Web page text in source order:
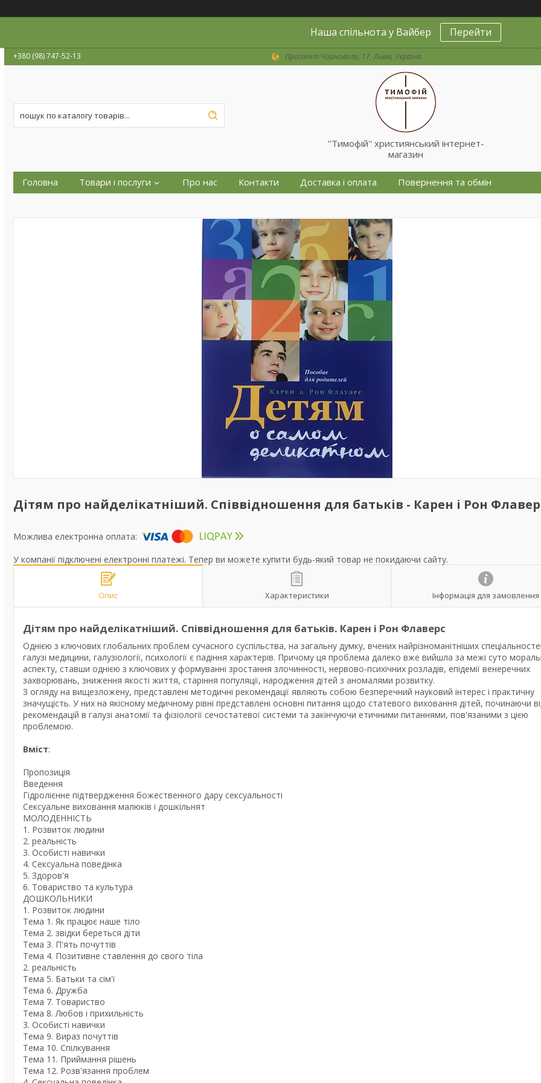
Наша спільнота у Вайбер Перейти
+380 (98) 747-52-13 Проспект Чорновола, 17, Львів, Україна
''Тимофій'' християнський інтернет-
магазин
Головна Товари і послуги Про нас Контакти Доставка і оплата Повернення та обмін
Дітям про найделікатніший. Співвідношення для батьків - Карен і Рон
У компанії підключені електронні платежі. Тепер ви можете купити будь-який товар не покидаючи сайту.
Опис Характеристики Інформація для замовлення
Дітям про найделікатніший. Співвідношення для батьків. Карен і Рон Флаверс
Однією з ключових глобальних проблем сучасного суспільства, на загальну думку, вчених найрізноманітніших
галузі медицини, галузіології, психології є падіння характерів. Причому ця проблема далеко вже вийшла за межі суто
аспекту, ставши однією з ключових у формуванні зростання злочинності, нервово-психічних розладів, епідемії венеречних
захворювань, зниження якості життя, старіння популяції, народження дітей з аномалями розвитку.
З огляду на вищезложену, представлені методичні рекомендації являють собою безперечний науковий інтерес і практичну
значущість. У них на якісному медичному рівні представлені основні питання щодо статевого виховання дітей, починаючи
рекомендацій в галузі анатомії та фізіології сечостатевої системи та закінчуючи етичними питаннями, пов'язаними з цією
проблемою.
Вміст:
Пропозиція
Введення
Гідролієнне підтвердження божественного дару сексуальності
Сексуальне виховання малюків і дошкільнят
МОЛОДЕННІСТЬ
1. Розвиток людини
2. реальність
3. Особисті навички
4. Сексуальна поведінка
5. Здоров'я
6. Товариство та культура
ДОШКОЛЬНИКИ
1. Розвиток людини
Тема 1. Як працює наше тіло
Тема 2. звідки береться діти
Тема 3. П'ять почуттів
Тема 4. Позитивне ставлення до свого тіла
2. реальність
Тема 5. Батьки та сім'ї
Тема 6. Дружба
Тема 7. Товариство
Тема 8. Любов і прихильність
3. Особисті навички
Тема 9. Вираз почуттів
Тема 10. Спілкування
Тема 11. Приймання рішень
Тема 12. Розв'язання проблем